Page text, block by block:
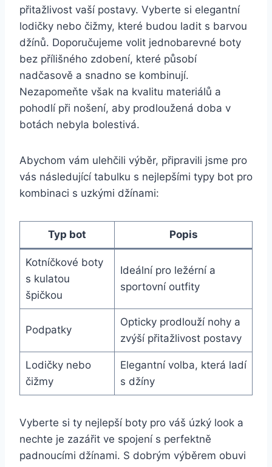
přitažlivost vaší postavy. Vyberte‌ si ‌elegantní
lodičky nebo čižmy, které budou ladit s barvou
džínů. Doporučujeme ‍volit jednobarevné boty
bez přílišného zdobení, které působí
nadčasově a snadno se kombinují.
Nezapomeňte však na kvalitu materiálů a
pohodlí při nošení, aby⁣ prodloužená doba v
botách nebyla bolestivá.
Abychom vám ulehčili výběr, připravili jsme pro
⁢vás následující tabulku s nejlepšími typy bot pro
kombinaci s uzkými džínami:
Typ bot Popis
Kotníčkové boty
s ⁤kulatou
špičkou
Ideální pro ležérní a
⁤sportovní outfity
Podpatky
Opticky prodlouží nohy a
zvýší přitažlivost postavy
Lodičky nebo
čižmy
Elegantní volba, která⁤ ladí
s džíny
Vyberte ⁤si ty‍ nejlepší boty pro váš úzký look‌ a
nechte je zazářit ve spojení s perfektně
padnoucími džínami. S dobrým výběrem obuvi